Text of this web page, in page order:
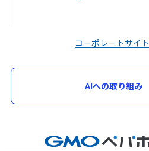
コーポレートサイト
AIへの取り組み